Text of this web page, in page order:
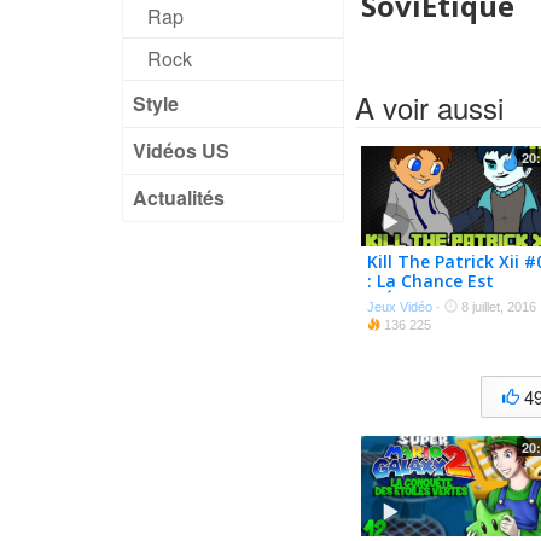
Rap
Rock
Style
Vidéos US
Actualités
A voir aussi
Kill The Patrick Xii
: La Chance Est
PrÉsente !
Jeux Vidéo ·
8 juillet, 2016
136 225